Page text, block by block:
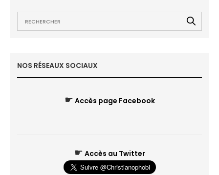
NOS RÉSEAUX SOCIAUX
☛ Accès page Facebook
☛ Accès au Twitter